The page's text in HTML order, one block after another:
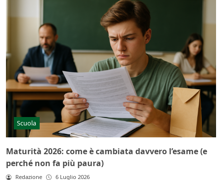
Scuola
Maturità 2026: come è cambiata davvero l’esame (e
perché non fa più paura)
Redazione 6 Luglio 2026